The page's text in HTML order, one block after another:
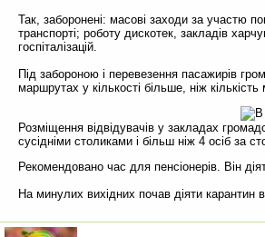
Так, заборонені: масові заходи за участю
транспорті; роботу дискотек, закладів
госпіталізацій.
Під забороною і перевезення пасажирів
маршрутах у кількості більше, ніж
Розміщення відвідувачів у закладах
сусідніми столиками і більш ніж 4 осіб за
Рекомендовано час для пенсіонерів. Він
На минулих вихідних почав діяти карантин